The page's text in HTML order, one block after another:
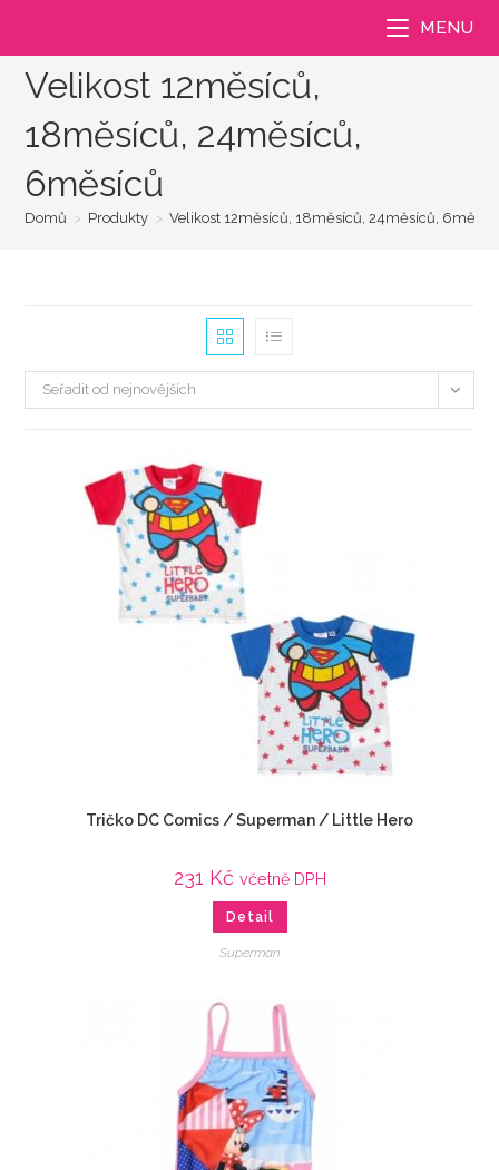
MENU
Velikost 12měsíců,
18měsíců, 24měsíců,
6měsíců
Domů > Produkty > Velikost 12měsíců, 18měsíců, 24měsíců,
Seřadit od nejnovějších
Tričko DC Comics / Superman / Little Hero
231 Kč včetně DPH
Detail
Superman